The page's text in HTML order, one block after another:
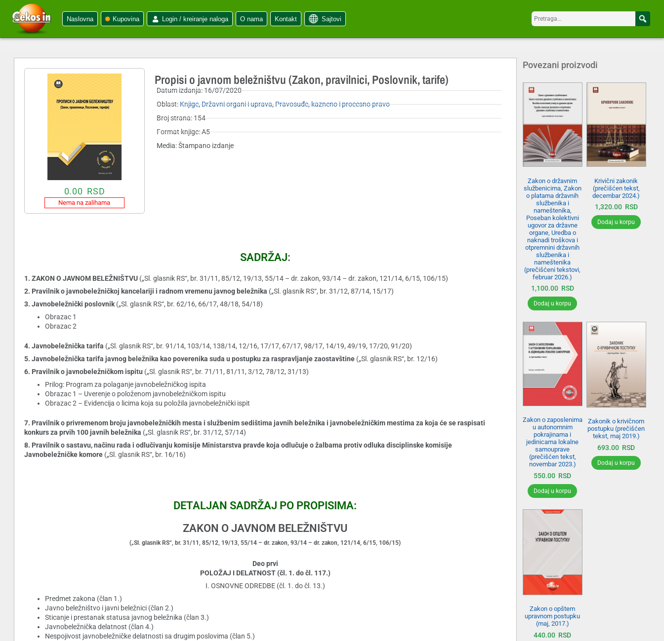
Naslovna Kupovina Login / kreiranje naloga O nama Kontakt Sajtovi
0.00 RSD
Nema na zalihama
Propisi o javnom beležništvu (Zakon, pravilnici, Poslovnik, tarife)
Datum izdanja:16/07/2020
Oblast:Knjige,Državni organi i uprava,Pravosuđe, kazneno i procesno pravo
Broj strana: 154
Format knjige: A5
Media: Štampano izdanje
SADRŽAJ:
1. ZAKON O JAVNOM BELEŽNIŠTVU („Sl. glasnik RS“, br. 31/11, 85/12, 19/13, 55/14 – dr. zakon, 93/14 – dr. zakon, 121/14, 6/15, 106/15)
2. Pravilnik o javnobeležničkoj kancelariji i radnom vremenu javnog beležnika („Sl. glasnik RS“, br. 31/12, 87/14, 15/17)
3. Javnobeležnički poslovnik(„Sl. glasnik RS“, br. 62/16, 66/17, 48/18, 54/18)
Obrazac 1
Obrazac 2
4. Javnobeležnička tarifa („Sl. glasnik RS“, br. 91/14, 103/14, 138/14, 12/16, 17/17, 67/17, 98/17, 14/19, 49/19, 17/20, 91/20)
5. Javnobeležnička tarifa javnog beležnika kao poverenika suda u postupku za raspravljanje zaostavštine („Sl. glasnik RS“, br. 12/16)
6. Pravilnik o javnobeležničkom ispitu („Sl. glasnik RS“, br. 71/11, 81/11, 3/12, 78/12, 31/13)
Prilog: Program za polaganje javnobeležničkog ispita
Obrazac 1 – Uverenje o položenom javnobeležničkom ispitu
Obrazac 2 – Evidencija o licima koja su položila javnobeležnički ispit
7. Pravilnik o privremenom broju javnobeležničkih mesta i službenim sedištima javnih beležnika i javnobeležničkim mestima za koja će se raspisati
konkurs za prvih 100 javnih beležnika („Sl. glasnik RS“, br. 31/12, 57/14)
8. Pravilnik o sastavu, načinu rada i odlučivanju komisije Ministarstva pravde koja odlučuje o žalbama protiv odluka disciplinske komisije
Javnobeležničke komore („Sl. glasnik RS“, br. 16/16)
DETALJAN SADRŽAJ PO PROPISIMA:
ZAKON O JAVNOM BELEŽNIŠTVU
(„Sl. glasnik RS“, br. 31/11, 85/12, 19/13, 55/14 – dr. zakon, 93/14 – dr. zakon, 121/14, 6/15, 106/15)
Deo prvi
POLOŽAJ I DELATNOST (čl. 1. do čl. 117.)
I. OSNOVNE ODREDBE (čl. 1. do čl. 13.)
Predmet zakona (član 1.)
Javno beležništvo i javni beležnici (član 2.)
Sticanje i prestanak statusa javnog beležnika (član 3.)
Javnobeležnička delatnost (član 4.)
Nespojivost javnobeležničke delatnosti sa drugim poslovima (član 5.)
Povezani proizvodi
Zakon o državnim
službenicima, Zakon
o platama državnih
službenika i
nameštenika,
Poseban kolektivni
ugovor za državne
organe, Uredba o
naknadi troškova i
otpremnini državnih
službenika i
nameštenika
(prečišćeni tekstovi,
februar 2026.)
1,100.00 RSD
Dodaj u korpu
Krivični zakonik
(prečišćen tekst,
decembar 2024.)
1,320.00 RSD
Dodaj u korpu
Zakon o zaposlenima
u autonomnim
pokrajinama i
jedinicama lokalne
samouprave
(prečišćen tekst,
novembar 2023.)
550.00 RSD
Dodaj u korpu
Zakonik o krivičnom
postupku (prečišćen
tekst, maj 2019.)
693.00 RSD
Dodaj u korpu
Zakon o opštem
upravnom postupku
(maj, 2017.)
440.00 RSD